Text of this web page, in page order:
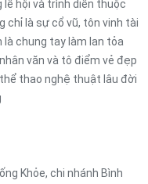
hội và trình diễn thuộc
chỉ là sự cổ vũ, tôn vinh tài
là chung tay làm lan tỏa
văn và tô điểm vẻ đẹp
thao nghệ thuật lâu đời
Khỏe, chi nhánh Bình